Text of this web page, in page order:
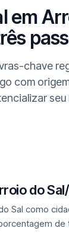
em
chave
com
seu
do
Sal como
de